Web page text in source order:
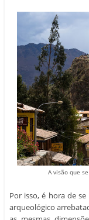
A visão que
Por isso, é hora de
arqueológico